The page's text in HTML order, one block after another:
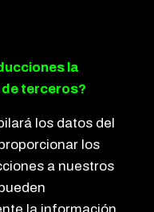
la
terceros?
los datos del
los
a nuestros
la información